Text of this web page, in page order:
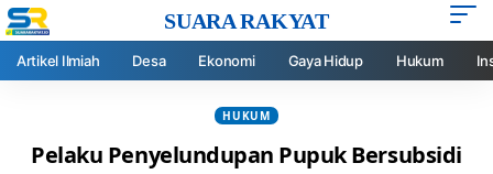
SUARA RAKYAT
Artikel Ilmiah Desa Ekonomi Gaya Hidup Hukum
HUKUM
Pelaku Penyelundupan Pupuk Bersubsidi